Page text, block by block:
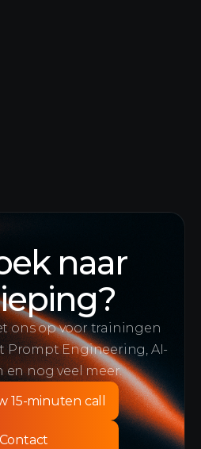
naar
ons op voor trainingen
Prompt Engineering, AI-
nog veel meer.
15-minuten call
Contact